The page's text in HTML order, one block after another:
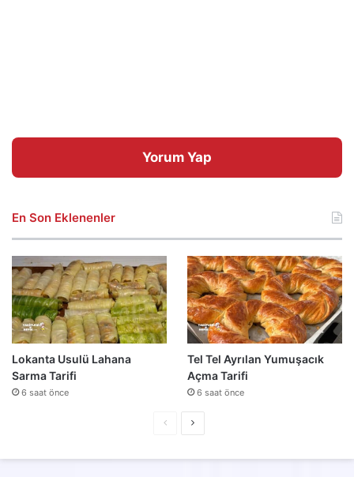
Yorum Yap
En Son Eklenenler
Lokanta Usulü Lahana
Sarma Tarifi
6 saat önce
Tel Tel Ayrılan Yumuşacık
Açma Tarifi
6 saat önce
ÖncekiSonraki